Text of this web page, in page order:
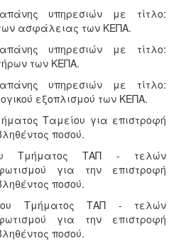
υπηρεσιών με τίτλο:
ασφάλειας των ΚΕΠΑ.
υπηρεσιών με τίτλο:
των ΚΕΠΑ.
υπηρεσιών με τίτλο:
εξοπλισμού των ΚΕΠΑ.
Ταμείου για επιστροφή
ποσού.
Τμήματος ΤΑΠ - τελών
για την επιστροφή
ποσού.
Τμήματος ΤΑΠ - τελών
για την επιστροφή
ποσού.